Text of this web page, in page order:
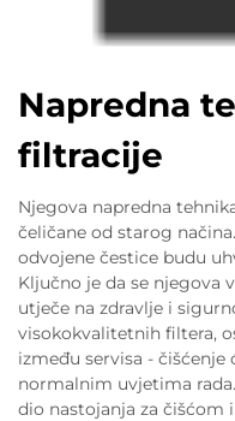
Napredna
filtracije
Njegova napredna
čeličane od starog
odvojene čestice budu
Ključno je da se njegova
utječe na zdravlje i
visokokvalitetnih filtera,
između servisa -
normalnim uvjetima
dio nastojanja za čišćom